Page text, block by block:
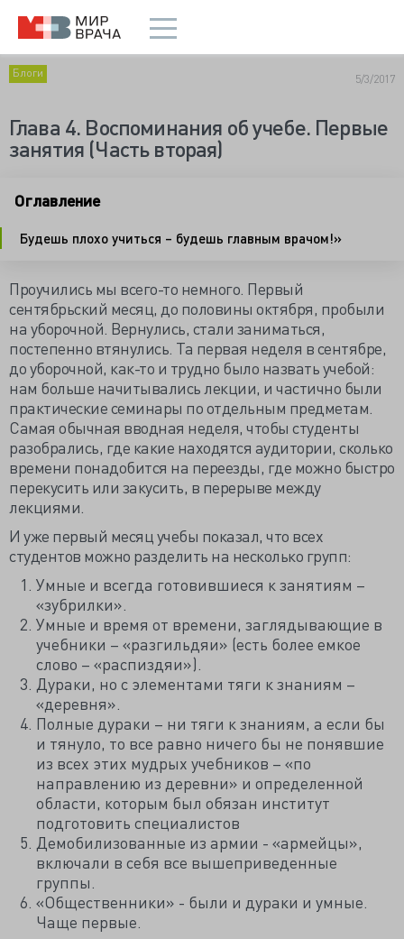
Блоги 5/3/2017
Глава 4. Воспоминания об учебе. Первые
занятия (Часть вторая)
Оглавление
Будешь плохо учиться – будешь главным врачом!»
Проучились мы всего-то немного. Первый
сентябрьский месяц, до половины октября, пробыли
на уборочной. Вернулись, стали заниматься,
постепенно втянулись. Та первая неделя в сентябре,
до уборочной, как-то и трудно было назвать учебой:
нам больше начитывались лекции, и частично были
практические семинары по отдельным предметам.
Самая обычная вводная неделя, чтобы студенты
разобрались, где какие находятся аудитории, сколько
времени понадобится на переезды, где можно быстро
перекусить или закусить, в перерыве между
лекциями.
И уже первый месяц учебы показал, что всех
студентов можно разделить на несколько групп:
Умные и всегда готовившиеся к занятиям –
«зубрилки».
Умные и время от времени, заглядывающие в
учебники – «разгильдяи» (есть более емкое
слово – «распиздяи»).
Дураки, но с элементами тяги к знаниям –
«деревня».
Полные дураки – ни тяги к знаниям, а если бы
и тянуло, то все равно ничего бы не понявшие
из всех этих мудрых учебников – «по
направлению из деревни» и определенной
области, которым был обязан институт
подготовить специалистов
Демобилизованные из армии - «армейцы»,
включали в себя все вышеприведенные
группы.
«Общественники» - были и дураки и умные.
Чаще первые.